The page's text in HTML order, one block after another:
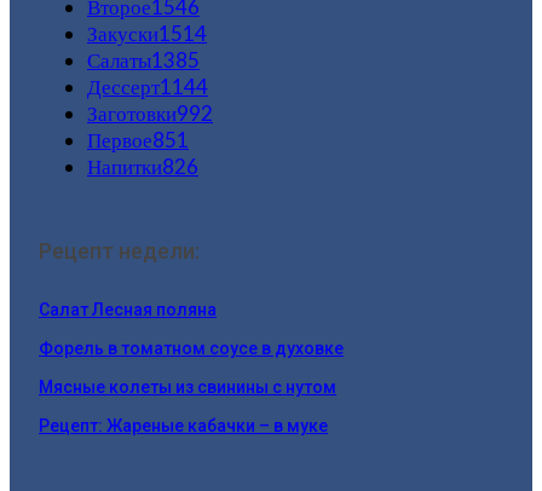
Второе1546
Закуски1514
Салаты1385
Дессерт1144
Заготовки992
Первое851
Напитки826
Рецепт недели:
Салат Лесная поляна
Форель в томатном соусе в духовке
Мясные колеты из свинины с нутом
Рецепт: Жареные кабачки – в муке